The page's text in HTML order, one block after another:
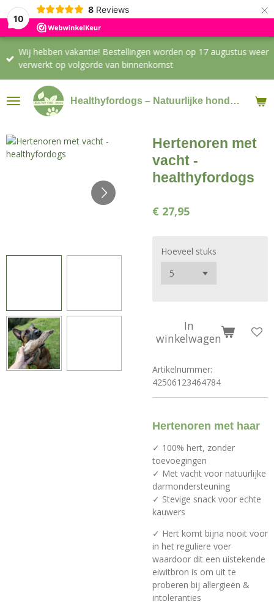
10
8 Reviews ×
Healthyfordogs – Natuurlijke hondensnacks & supplementen
Wij hebben vakantie! Bestellingen worden op 17 augustus weer
verwerkt op volgorde van binnenkomst
Hertenoren met
vacht -
healthyfordogs
€ 27,95
Hoeveel stuks
In
winkelwagen
Artikelnummer:
42506123464784
Hertenoren met haar
✓ 100% hert, zonder
toevoegingen
✓ Met vacht voor natuurlijke
darmondersteuning
✓ Stevige snack voor echte
kauwers
✓ Hert komt bijna nooit voor
in het reguliere voer
waardoor dit een uistekende
eiwitbron is om uit te
proberen bij allergieën &
intoleranties